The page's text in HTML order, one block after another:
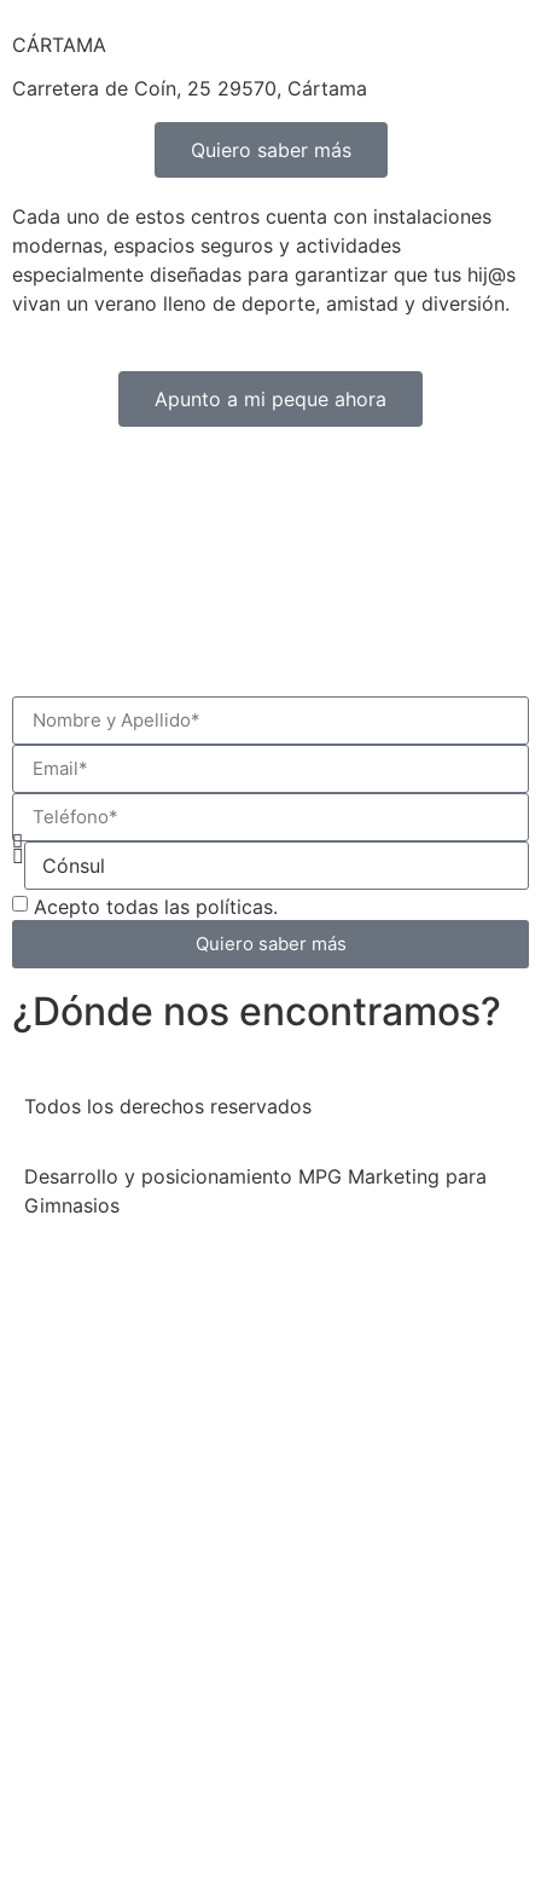
CÁRTAMA
Carretera de Coín, 25 29570, Cártama
Quiero saber más
Cada uno de estos centros cuenta con instalaciones
modernas, espacios seguros y actividades
especialmente diseñadas para garantizar que tus hij@s
vivan un verano lleno de deporte, amistad y diversión.
Apunto a mi peque ahora
Acepto todas las políticas.
Quiero saber más
¿Dónde nos encontramos?
Todos los derechos reservados
Desarrollo y posicionamiento MPG Marketing para
Gimnasios